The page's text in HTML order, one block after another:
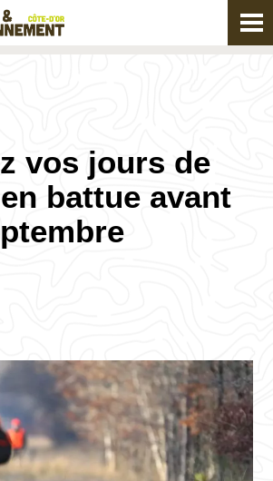
vos jours de
battue avant